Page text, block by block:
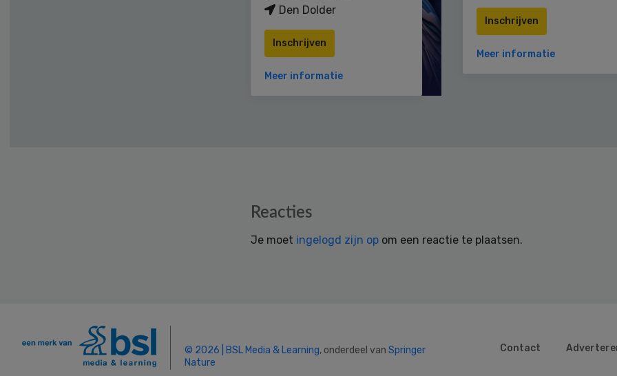
Den Dolder
Inschrijven
Meer informatie
Inschrijven
Meer informatie
Reacties
Je moet ingelogd zijn op om een reactie te plaatsen.
© 2026 | BSL Media & Learning, onderdeel van Springer
Nature
Contact